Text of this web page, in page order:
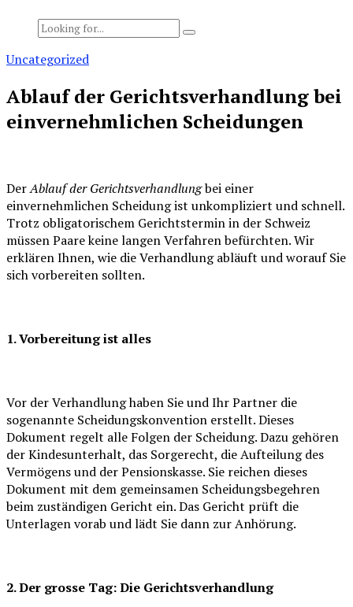
Uncategorized
Ablauf der Gerichtsverhandlung bei
einvernehmlichen Scheidungen
DerAblauf der Gerichtsverhandlungbei einer
einvernehmlichen Scheidung ist unkompliziert und schnell.
Trotz obligatorischem Gerichtstermin in der Schweiz
müssen Paare keine langen Verfahren befürchten. Wir
erklären Ihnen, wie die Verhandlung abläuft und worauf Sie
sich vorbereiten sollten.
1. Vorbereitung ist alles
Vor der Verhandlung haben Sie und Ihr Partner die
sogenannte Scheidungskonvention erstellt. Dieses
Dokument regelt alle Folgen der Scheidung. Dazu gehören
der Kindesunterhalt, das Sorgerecht, die Aufteilung des
Vermögens und der Pensionskasse. Sie reichen dieses
Dokument mit dem gemeinsamen Scheidungsbegehren
beim zuständigen Gericht ein. Das Gericht prüft die
Unterlagen vorab und lädt Sie dann zur Anhörung.
2. Der grosse Tag: Die Gerichtsverhandlung